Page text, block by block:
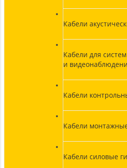
Кабели
Кабели для
и
Кабели
Кабели
Кабели силовые